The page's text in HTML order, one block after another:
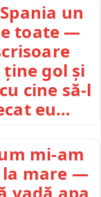
un
toate —
ține gol și
cine să-l
eu…
mi-am
mare —
vadă apa